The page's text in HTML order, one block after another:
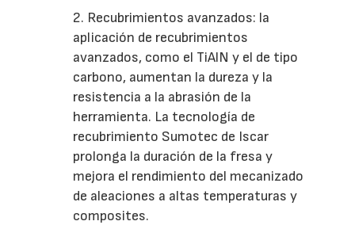
2. Recubrimientos avanzados: la
aplicación de recubrimientos
avanzados, como el TiAlN y el de tipo
carbono, aumentan la dureza y la
resistencia a la abrasión de la
herramienta. La tecnología de
recubrimiento Sumotec de Iscar
prolonga la duración de la fresa y
mejora el rendimiento del mecanizado
de aleaciones a altas temperaturas y
composites.